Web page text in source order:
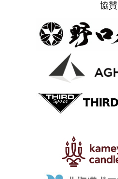
協賛